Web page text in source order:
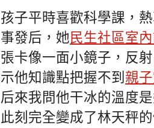
子平時喜歡科學課，
發后，她民生社區室
卡像一面小鏡子，反
他知識點把握不到親
來我問他干冰的溫度
刻完全變成了林天秤